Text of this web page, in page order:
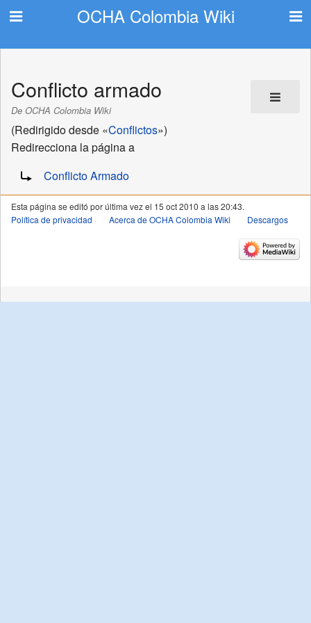
OCHA Colombia Wiki
Conflicto armado
De OCHA Colombia Wiki
(Redirigido desde «Conflictos»)
Redirecciona la página a
Conflicto Armado
Esta página se editó por última vez el 15 oct 2010 a las 20:43.
Política de privacidad
Acerca de OCHA Colombia Wiki Descargos